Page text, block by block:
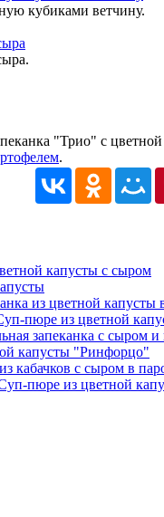
кубиками ветчину.
"Трио" с
.
капусты с сыром
из цветной капусты
пюре из цветной
запеканка с сыром и
капусты "Ринфорцо"
кабачков с сыром в
пюре из цветной